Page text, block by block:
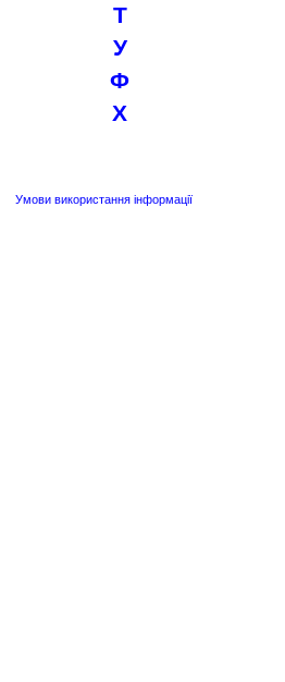
Т
У
Ф
Х
Умови використання інформації